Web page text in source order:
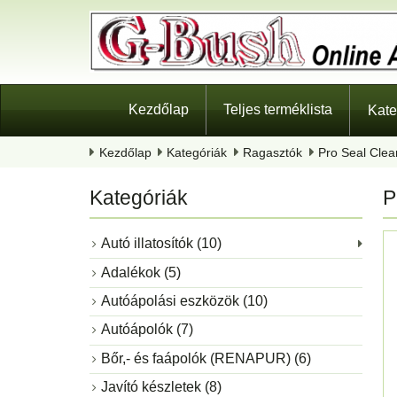
Kezdőlap Teljes terméklista
Kezdőlap Kategóriák Ragasztók Pro Seal
Kategóriák
Autó illatosítók (10)
Adalékok (5)
Autóápolási eszközök (10)
Autóápolók (7)
Bőr,- és faápolók (RENAPUR) (6)
Javító készletek (8)